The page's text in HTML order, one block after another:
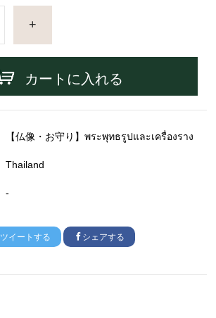
+
カートに入れる
【仏像・お守り】พระพุทธรูปและเครื่องราง
Thailand
-
ツイートする シェアする